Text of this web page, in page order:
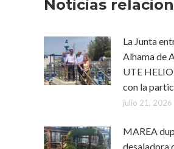
Noticias
La Junta
Alhama de
UTE
con la
julio 21, 2026
MAREA
desaladora